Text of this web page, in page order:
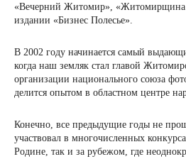
«Вечерний Житомир», «Житомирщина
издании «Бизнес Полесье».
В 2002 году начинается самый
когда наш земляк стал главой
организации национального союза
делится опытом в областном центре
Конечно, все предыдущие годы не
участвовал в многочисленных
Родине, так и за рубежом, где